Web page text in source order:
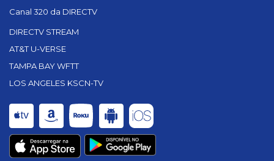
Canal 320 da DIRECTV
DIRECTV STREAM
AT&T U-VERSE
TAMPA BAY WFTT
LOS ANGELES KSCN-TV